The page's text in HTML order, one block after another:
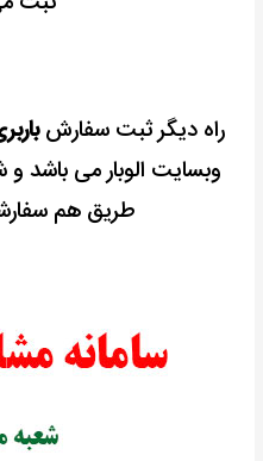
راه دیگر ثبت سفارش
وبسایت الوبار می باشد و
طریق هم